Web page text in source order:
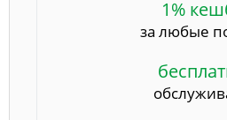
1%
за любые